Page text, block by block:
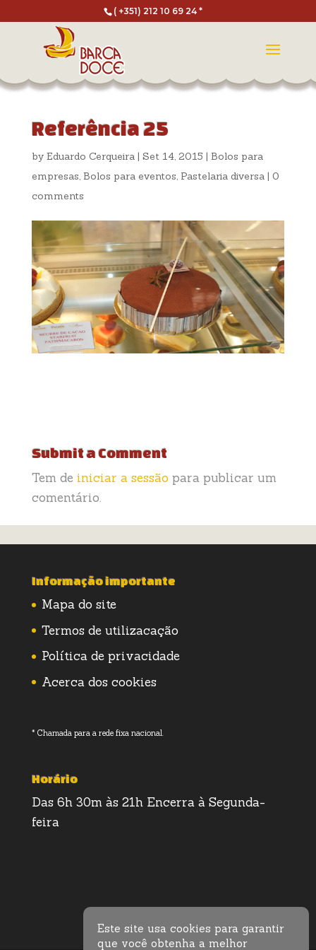
( +351) 212 10 69 24 *
Referência 25
by Eduardo Cerqueira| Set 14, 2015 | Bolos para
empresas, Bolos para eventos, Pastelaria diversa| 0
comments
Submit a Comment
Tem de iniciar a sessão para publicar um
comentário.
Informação importante
Mapa do site
Termos de utilizacação
Política de privacidade
Acerca dos cookies
* Chamada para a rede fixa nacional.
Horário
Das 6h 30m às 21h Encerra à Segunda-
feira
Este site usa cookies para garantir
que você obtenha a melhor